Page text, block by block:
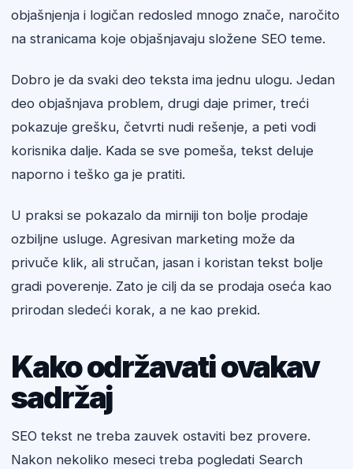
objašnjenja i logičan redosled mnogo znače, naročito
na stranicama koje objašnjavaju složene SEO teme.
Dobro je da svaki deo teksta ima jednu ulogu. Jedan
deo objašnjava problem, drugi daje primer, treći
pokazuje grešku, četvrti nudi rešenje, a peti vodi
korisnika dalje. Kada se sve pomeša, tekst deluje
naporno i teško ga je pratiti.
U praksi se pokazalo da mirniji ton bolje prodaje
ozbiljne usluge. Agresivan marketing može da
privuče klik, ali stručan, jasan i koristan tekst bolje
gradi poverenje. Zato je cilj da se prodaja oseća kao
prirodan sledeći korak, a ne kao prekid.
Kako održavati ovakav
sadržaj
SEO tekst ne treba zauvek ostaviti bez provere.
Nakon nekoliko meseci treba pogledati Search